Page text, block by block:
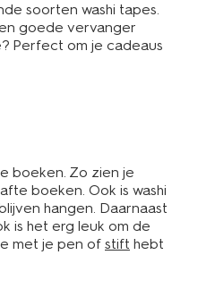
soorten washi tapes.
goede vervanger
Perfect om je cadeaus
boeken. Zo zien je
boeken. Ook is washi
hangen. Daarnaast
is het erg leuk om de
met je pen of stift hebt